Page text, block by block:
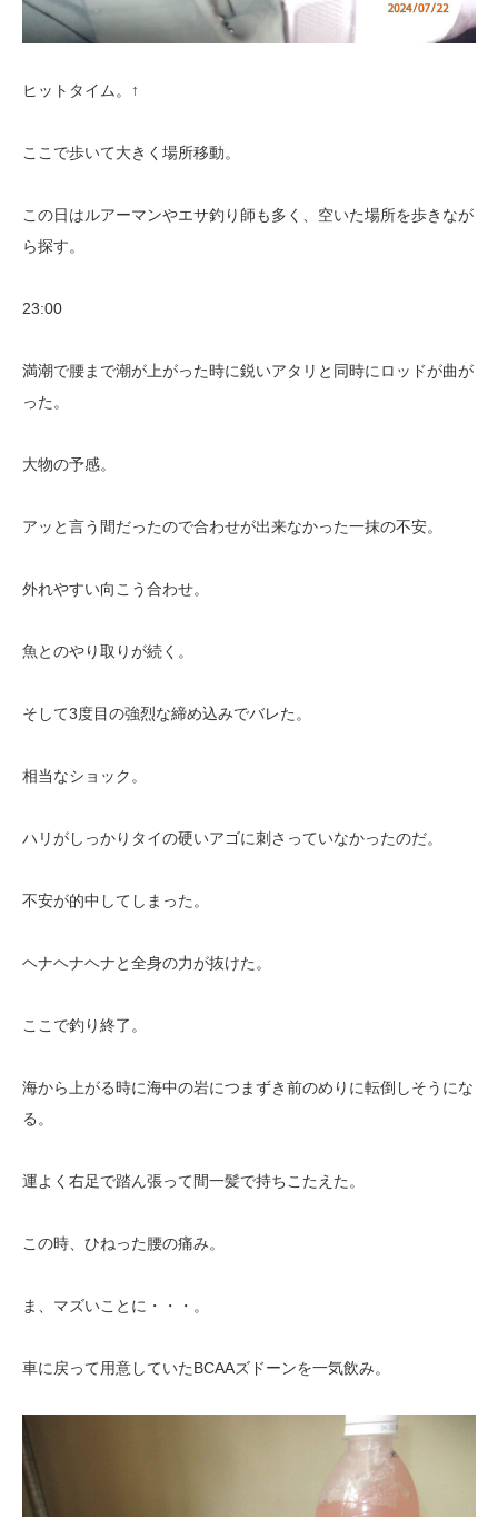
ヒットタイム。↑
ここで歩いて大きく場所移動。
この日はルアーマンやエサ釣り師も多く、空いた場所を歩きなが
ら探す。
23:00
満潮で腰まで潮が上がった時に鋭いアタリと同時にロッドが曲が
った。
大物の予感。
アッと言う間だったので合わせが出来なかった一抹の不安。
外れやすい向こう合わせ。
魚とのやり取りが続く。
そして3度目の強烈な締め込みでバレた。
相当なショック。
ハリがしっかりタイの硬いアゴに刺さっていなかったのだ。
不安が的中してしまった。
ヘナヘナヘナと全身の力が抜けた。
ここで釣り終了。
海から上がる時に海中の岩につまずき前のめりに転倒しそうにな
る。
運よく右足で踏ん張って間一髪で持ちこたえた。
この時、ひねった腰の痛み。
ま、マズいことに・・・。
車に戻って用意していたBCAAズドーンを一気飲み。